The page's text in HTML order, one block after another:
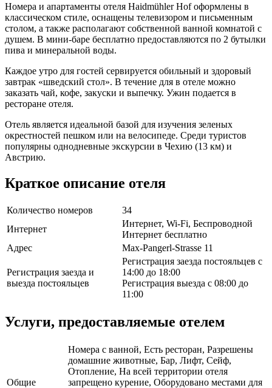
Номера и апартаменты отеля Haidmühler Hof оформлены в
классическом стиле, оснащены телевизором и письменным
столом, а также располагают собственной ванной комнатой с
душем. В мини-баре бесплатно предоставляются по 2 бутылки
пива и минеральной воды.
Каждое утро для гостей сервируется обильный и здоровый
завтрак «шведский стол». В течение для в отеле можно
заказать чай, кофе, закуски и выпечку. Ужин подается в
ресторане отеля.
Отель является идеальной базой для изучения зеленых
окрестностей пешком или на велосипеде. Среди туристов
популярны однодневные экскурсии в Чехию (13 км) и
Австрию.
Краткое описание отеля
Количество номеров
34
Интернет
Интернет, Wi-Fi, Беспроводной
Интернет бесплатно
Адрес
Max-Pangerl-Strasse 11
Регистрация заезда и
выезда постояльцев
Регистрация заезда постояльцев с
14:00 до 18:00
Регистрация выезда с 08:00 до
11:00
Услуги, предоставляемые отелем
Общие
Номера с ванной, Есть ресторан, Разрешены
домашние животные, Бар, Лифт, Сейф,
Отопление, На всей территории отеля
запрещено курение, Оборудовано местами для